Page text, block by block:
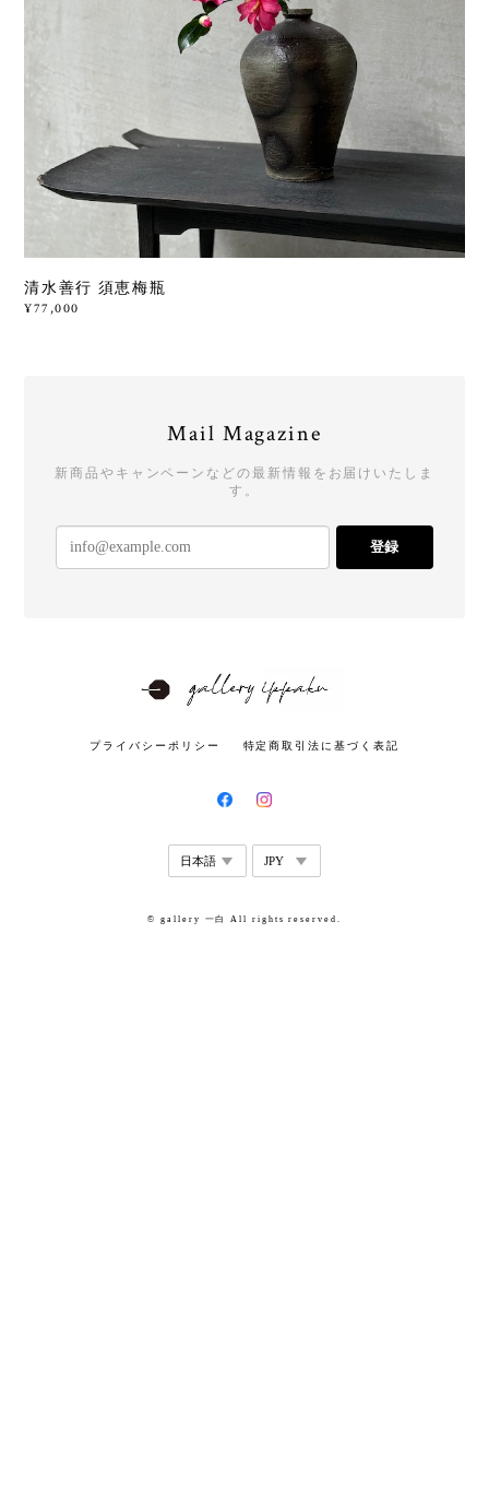
清水善行 須恵梅瓶
¥77,000
Mail Magazine
新商品やキャンペーンなどの最新情報をお届けいたしま
す。
登録
プライバシーポリシー 特定商取引法に基づく表記
© gallery 一白 All rights reserved.